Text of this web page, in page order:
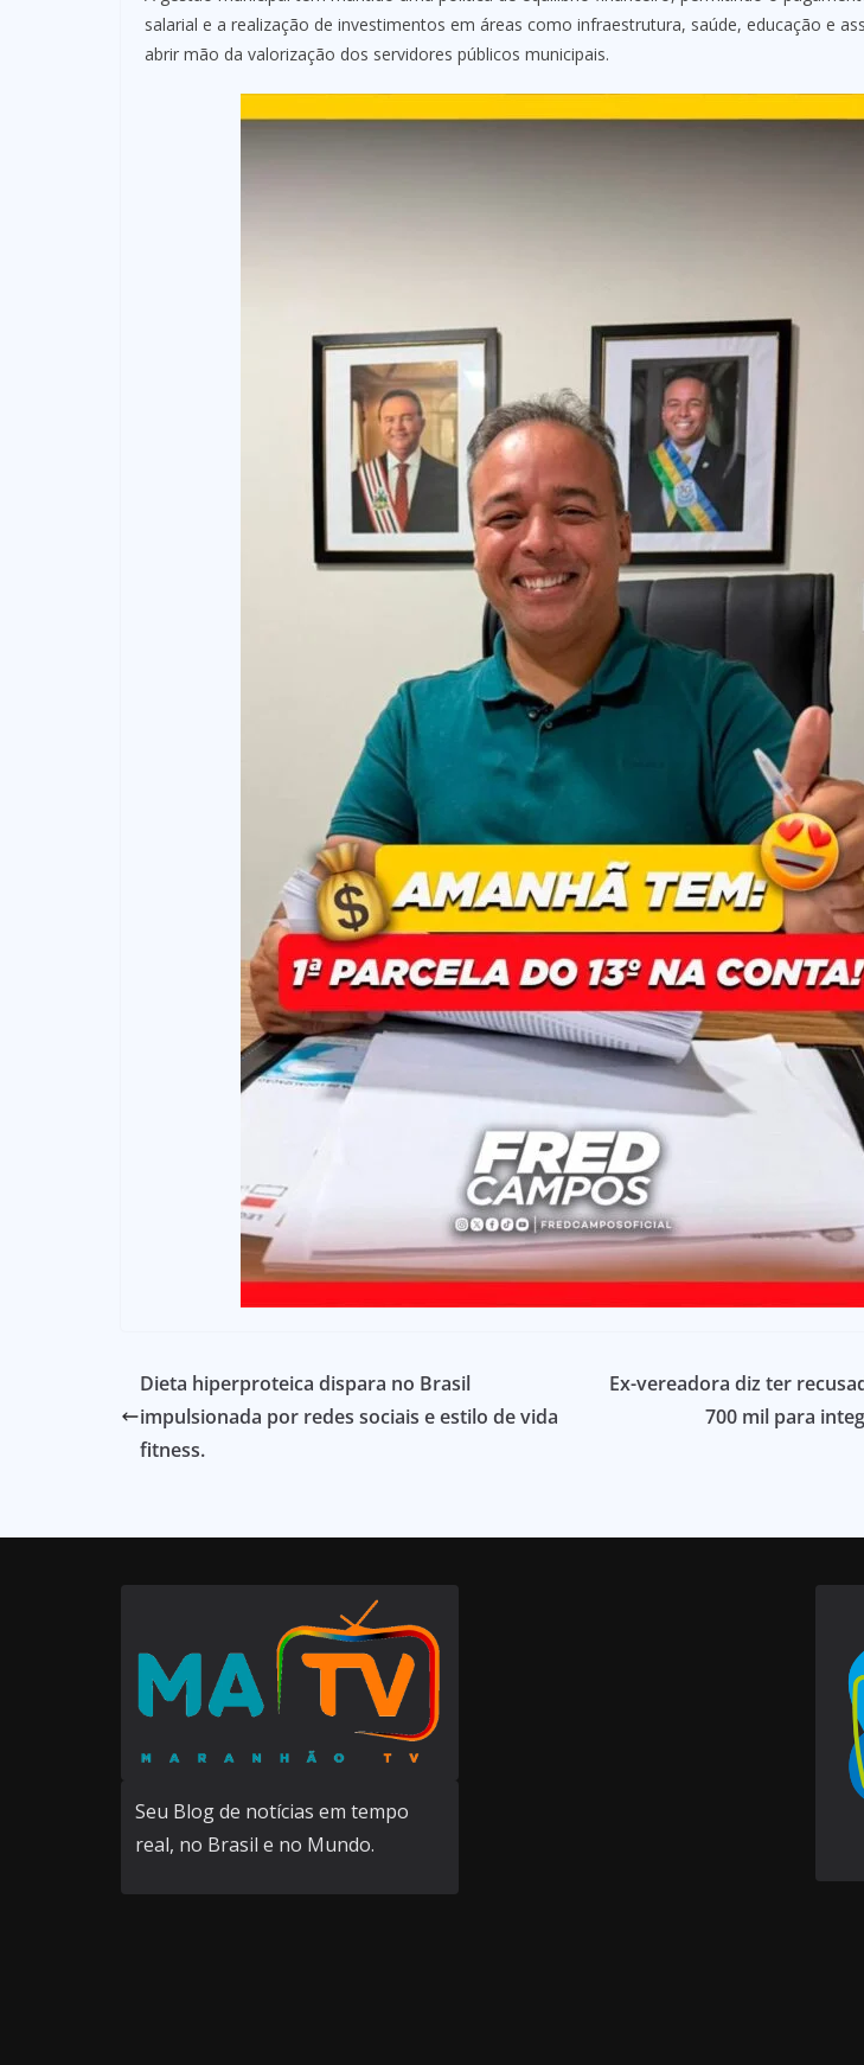
salarial e a realização de investimentos em áreas como infraestrutura, saúde, educação e
abrir mão da valorização dos servidores públicos municipais.
Dieta hiperproteica dispara no Brasil
impulsionada por redes sociais e estilo de vida
fitness.
Ex-vereadora diz ter
700 mil para
Seu Blog de notícias em tempo
real, no Brasil e no Mundo.